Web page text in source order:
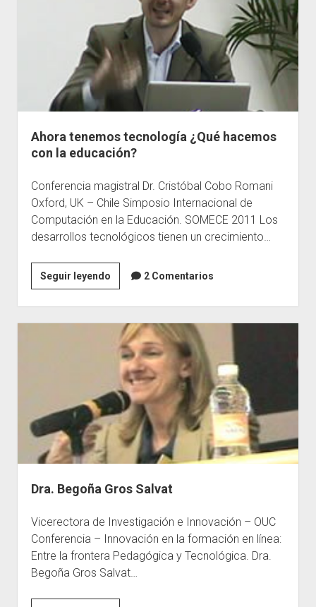
través
herramientas
de
Web
2.0
Ahora tenemos tecnología ¿Qué hacemos
con la educación?
Conferencia magistral Dr. Cristóbal Cobo Romani
Oxford, UK – Chile Simposio Internacional de
Computación en la Educación. SOMECE 2011 Los
desarrollos tecnológicos tienen un crecimiento…
Seguir leyendoAhora
tenemos
tecnología
¿Qué
hacemos
con
educación?
2 Comentarios
Dra. Begoña Gros Salvat
Vicerectora de Investigación e Innovación – OUC
Conferencia – Innovación en la formación en línea:
Entre la frontera Pedagógica y Tecnológica. Dra.
Begoña Gros Salvat…